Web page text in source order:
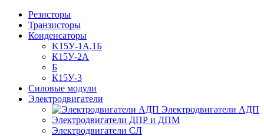
Резисторы
Транзисторы
Конденсаторы
K15У-1А,1Б
К15У-2А
Б
К15У-3
Силовые модули
Электродвигатели
Электродвигатели АДП
Электродвигатели ДПР и ДПМ
Электродвигатели СЛ